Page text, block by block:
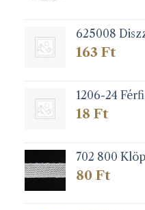
625008
163 Ft
1206-24
18 Ft
702 800
80 Ft